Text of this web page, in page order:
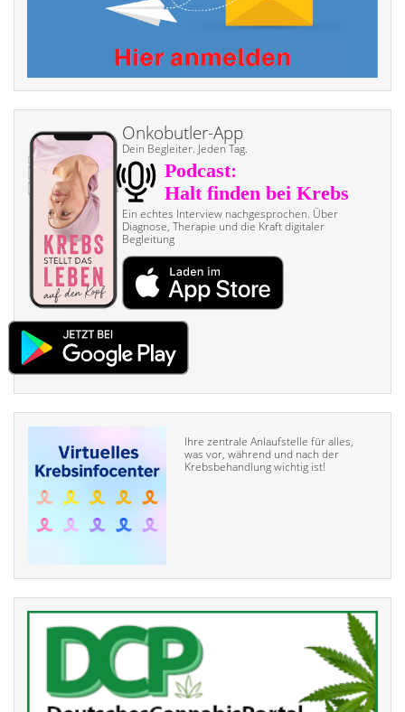
Onkobutler-App
Dein Begleiter. Jeden Tag.
Ein echtes Interview nach­gesprochen. Über
Diagnose, Therapie und die Kraft digitaler
Begleitung
Ihre zentrale Anlaufstelle für alles,
was vor, während und nach der
Krebsbehandlung wichtig ist!